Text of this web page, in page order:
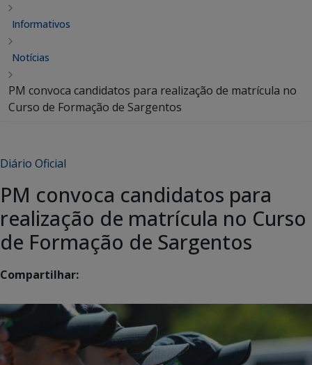
Informativos
Notícias
PM convoca candidatos para realização de matrícula no
Curso de Formação de Sargentos
Diário Oficial
PM convoca candidatos para
realização de matrícula no Curso
de Formação de Sargentos
Compartilhar: